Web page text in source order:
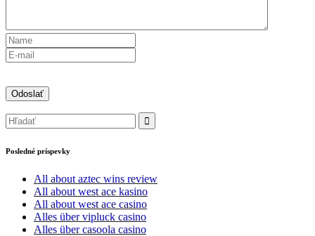
Posledné príspevky
All about aztec wins review
All about west ace kasino
All about west ace casino
Alles über vipluck casino
Alles über casoola casino